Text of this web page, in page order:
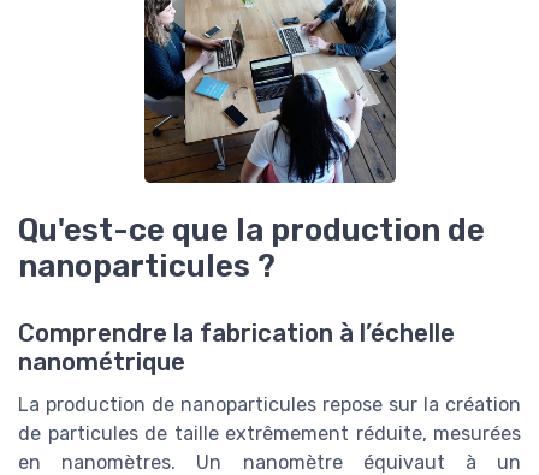
Qu'est-ce que la production de
nanoparticules ?
Comprendre la fabrication à l’échelle
nanométrique
La production de nanoparticules repose sur la création
de particules de taille extrêmement réduite, mesurées
en nanomètres. Un nanomètre équivaut à un